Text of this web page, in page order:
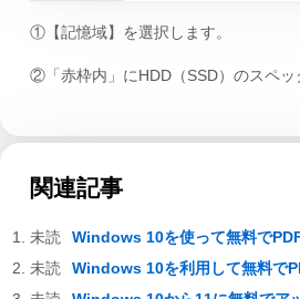
①【記憶域】を選択します。
②「赤枠内」にHDD（SSD）のスペッ
関連記事
Windows 10を使って無料で
Windows 10を利用して無料で